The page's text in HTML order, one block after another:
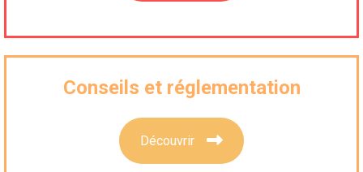
Conseils et réglementation
Découvrir